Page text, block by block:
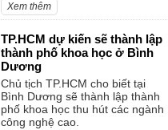
Xem thêm
TP.HCM dự kiến sẽ thành lập
thành phố khoa học ở Bình
Dương
Chủ tịch TP.HCM cho biết tại
Bình Dương sẽ thành lập thành
phố khoa học thu hút các ngành
công nghệ cao.